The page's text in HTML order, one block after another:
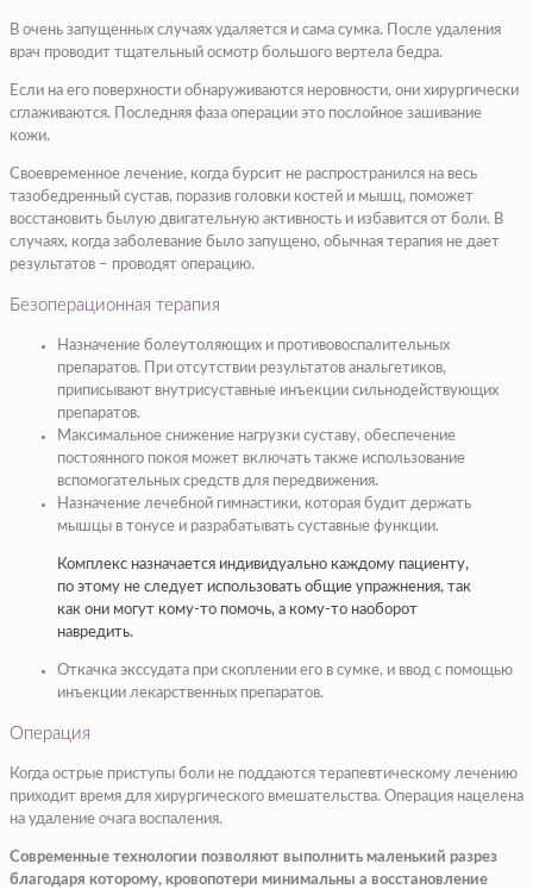
В очень запущенных случаях удаляется и сама сумка. После удаления
врач проводит тщательный осмотр большого вертела бедра.
Если на его поверхности обнаруживаются неровности, они хирургически
сглаживаются. Последняя фаза операции это послойное зашивание
кожи.
Своевременное лечение, когда бурсит не распространился на весь
тазобедренный сустав, поразив головки костей и мышц, поможет
восстановить былую двигательную активность и избавится от боли. В
случаях, когда заболевание было запущено, обычная терапия не дает
результатов – проводят операцию.
Безоперационная терапия
Назначение болеутоляющих и противовоспалительных
препаратов. При отсутствии результатов анальгетиков,
приписывают внутрисуставные инъекции сильнодействующих
препаратов.
Максимальное снижение нагрузки суставу, обеспечение
постоянного покоя может включать также использование
вспомогательных средств для передвижения.
Назначение лечебной гимнастики, которая будит держать
мышцы в тонусе и разрабатывать суставные функции.
Комплекс назначается индивидуально каждому пациенту,
по этому не следует использовать общие упражнения, так
как они могут кому-то помочь, а кому-то наоборот
навредить.
Откачка экссудата при скоплении его в сумке, и ввод с помощью
инъекции лекарственных препаратов.
Операция
Когда острые приступы боли не поддаются терапевтическому лечению
приходит время для хирургического вмешательства. Операция нацелена
на удаление очага воспаления.
Современные технологии позволяют выполнить маленький разрез
благодаря которому, кровопотери минимальны а восстановление